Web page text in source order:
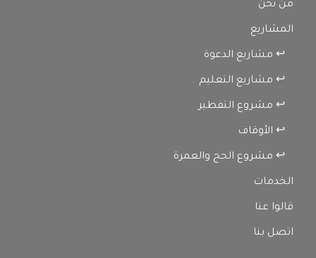
من نحن
المشاريع
↩ مشاريع الدعوة
↩ مشاريع التعليم
↩ مشروع التفطير
↩ الأوقاف
↩ مشروع الحج والعمرة
الخدمات
قالوا عنا
اتصل بنا